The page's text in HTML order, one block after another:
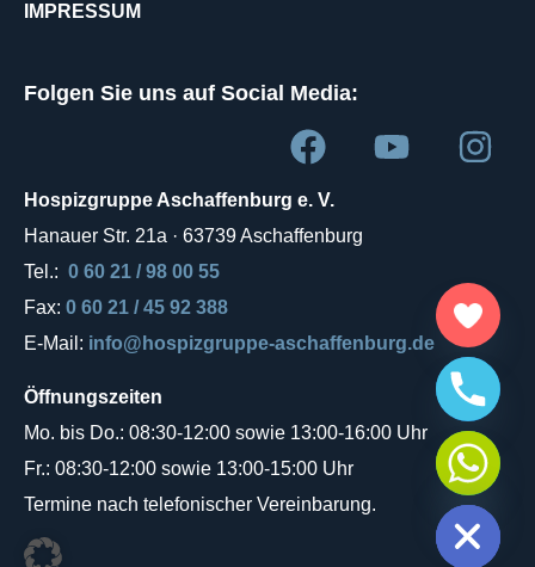
Hospizgruppe Aschaffenburg e. V.
Hanauer Str. 21a · 63739 Aschaffenburg
Tel.: 0 60 21 / 98 00 55
Fax: 0 60 21 / 45 92 388
E-Mail: info@hospizgruppe-aschaffenburg.de
Öffnungszeiten
Mo. bis Do.: 08:30-12:00 sowie 13:00-16:00 Uhr
Fr.: 08:30-12:00 sowie 13:00-15:00 Uhr
Termine nach telefonischer Vereinbarung.
IMPRESSUM
Folgen Sie uns auf Social Media:
HIDE CHATY